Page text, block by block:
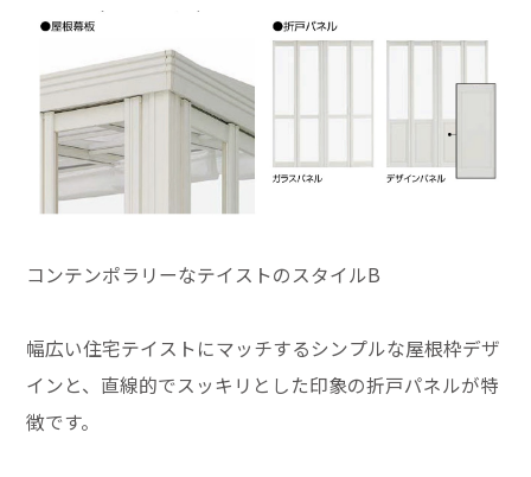
コンテンポラリーなテイストのスタイルB
幅広い住宅テイストにマッチするシンプルな屋根枠デザ
インと、直線的でスッキリとした印象の折戸パネルが特
徴です。